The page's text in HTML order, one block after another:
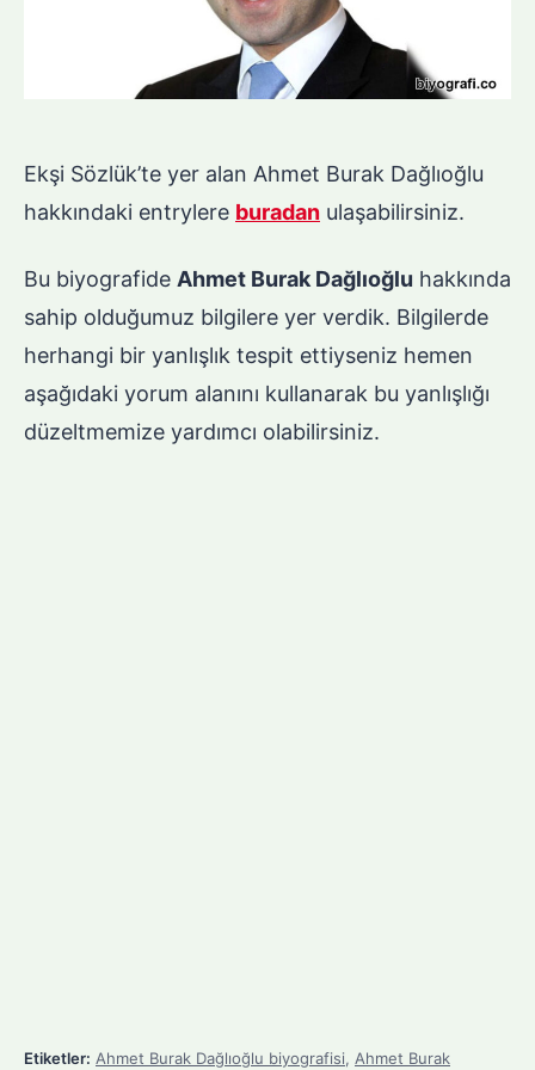
Ekşi Sözlük’te yer alan Ahmet Burak Dağlıoğlu
hakkındaki entrylere buradan ulaşabilirsiniz.
Bu biyografide Ahmet Burak Dağlıoğlu hakkında
sahip olduğumuz bilgilere yer verdik. Bilgilerde
herhangi bir yanlışlık tespit ettiyseniz hemen
aşağıdaki yorum alanını kullanarak bu yanlışlığı
düzeltmemize yardımcı olabilirsiniz.
Etiketler: Ahmet Burak Dağlıoğlu biyografisi, Ahmet Burak